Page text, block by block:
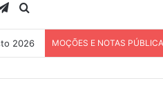
Telegram
2026 MOÇÕES E NOTAS